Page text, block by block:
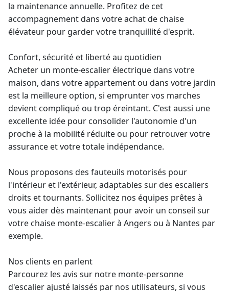
la maintenance annuelle. Profitez de cet
accompagnement dans votre achat de chaise
élévateur pour garder votre tranquillité d'esprit.
Confort, sécurité et liberté au quotidien
Acheter un monte-escalier électriquedans votre
maison, dans votre appartement ou dans votre jardin
est la meilleure option, si emprunter vos marches
devient compliqué ou trop éreintant. C'est aussi une
excellente idée pour consolider l'autonomie d'un
proche à la mobilité réduite ou pour retrouver votre
assurance et votre totale indépendance.
Nous proposons des fauteuils motorisés pour
l'intérieur et l'extérieur, adaptables sur des escaliers
droits et tournants. Sollicitez nos équipes prêtes à
vous aider dès maintenant pour avoir un conseil sur
votre chaise monte-escalierà Angers ou à Nantes par
exemple.
Nos clients en parlent
Parcourez les avis sur notre monte-personne
d'escalier ajusté laissés par nos utilisateurs, si vous